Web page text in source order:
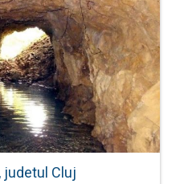
judetul Cluj